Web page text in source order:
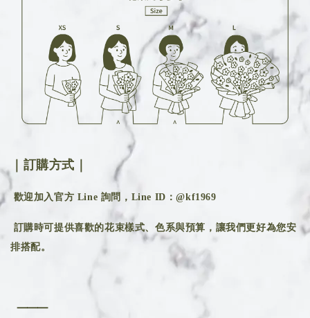
｜訂購方式｜
歡迎加入官方 Line 詢問，Line ID：@kf1969
訂購時可提供喜歡的花束樣式、色系與預算，讓我們更好為您安
排搭配。
⸻